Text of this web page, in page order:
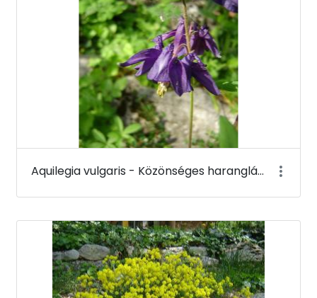
Aquilegia vulgaris - Közönséges harangláb - Budai Arborétum